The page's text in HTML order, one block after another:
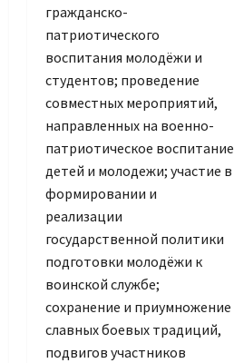
гражданско-
патриотического
воспитания молодёжи и
студентов; проведение
совместных мероприятий,
направленных на военно-
патриотическое воспитание
детей и молодежи; участие в
формировании и
реализации
государственной политики
подготовки молодёжи к
воинской службе;
сохранение и приумножение
славных боевых традиций,
подвигов участников